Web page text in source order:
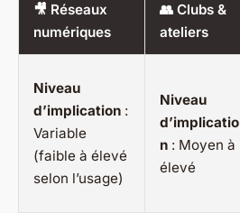
🎥 Réseaux
numériques
👥 Clubs &
ateliers
Niveau
d’implication :
Variable
(faible à élevé
selon l’usage)
Niveau
d’implicatio
n : Moyen à
élevé